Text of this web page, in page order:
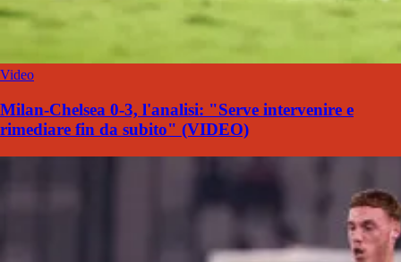
Video
Milan-Chelsea 0-3, l'analisi: "Serve intervenire e
rimediare fin da subito" (VIDEO)